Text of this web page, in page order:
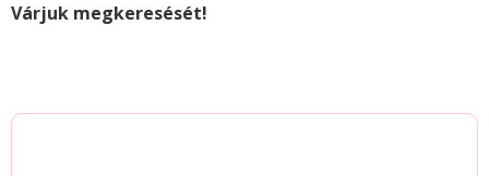
Várjuk megkeresését!